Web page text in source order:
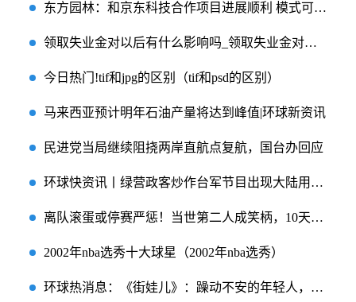
东方园林：和京东科技合作项目进展顺利 模式可复制
领取失业金对以后有什么影响吗_领取失业金对以后有什么影响
今日热门!tif和jpg的区别（tif和psd的区别）
马来西亚预计明年石油产量将达到峰值|环球新资讯
民进党当局继续阻挠两岸直航点复航，国台办回应
环球快资讯丨绿营政客炒作台军节目出现大陆用语“质量” 国台办回应
离队滚蛋或停赛严惩！当世第二人成笑柄，10天倒计时，皇马拒帮忙-世界快消息
2002年nba选秀十大球星（2002年nba选秀）
环球热消息：《街娃儿》：躁动不安的年轻人，无可奈何的命运